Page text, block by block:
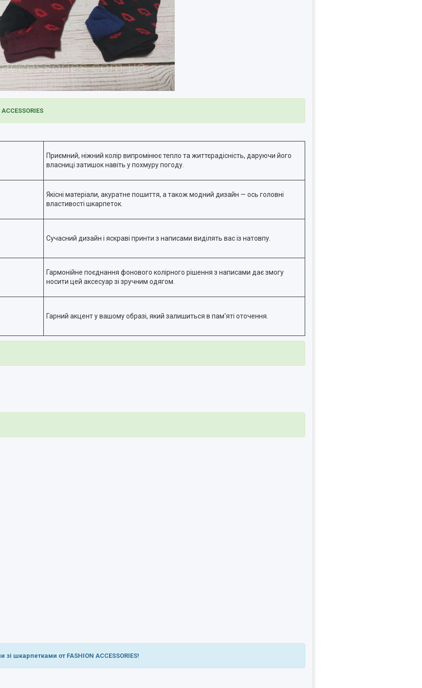
Приємний, ніжний колір випромінює тепло та життєрадісність, даруючи його
власниці затишок навіть у похмуру погоду.
Якісні матеріали, акуратне пошиття, а також модний дизайн — ось головні
властивості шкарпеток.
Сучасний дизайн і яскраві принти з написами виділять вас із натовпу.
Гармонійне поєднання фонового колірного рішення з написами дає змогу
носити цей аксесуар зі зручним одягом.
Гарний акцент у вашому образі, який залишиться в пам'яті оточення.
зі шкарпетками от FASHION ACCESSORIES!